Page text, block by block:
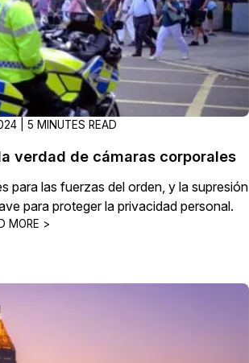
| 5 MINUTES READ
verdad de cámaras corporales
para las fuerzas del orden, y la supresión
para proteger la privacidad personal.
MORE >